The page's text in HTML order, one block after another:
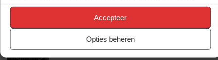
Accepteer
Opties beheren
‘PSV IN ONDERHANDELING MET HET
SCHOTSE RANGERS FC’